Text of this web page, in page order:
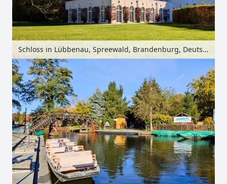
Schloss in Lübbenau, Spreewald, Brandenburg, Deutschland